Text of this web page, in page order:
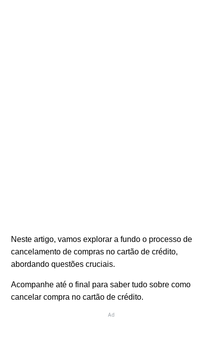
Neste artigo, vamos explorar a fundo o processo de
cancelamento de compras no cartão de crédito,
abordando questões cruciais.
Acompanhe até o final para saber tudo sobre como
cancelar compra no cartão de crédito.
Ad